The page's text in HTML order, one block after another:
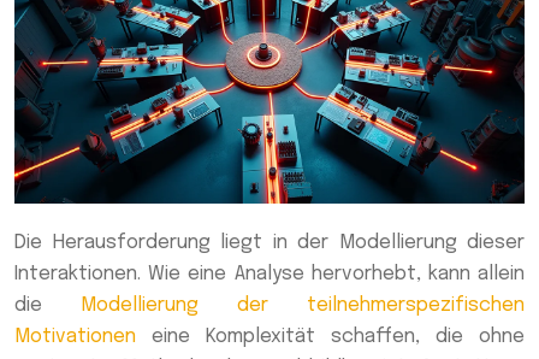
Die Herausforderung liegt in der Modellierung dieser
Interaktionen. Wie eine Analyse hervorhebt, kann allein
die Modellierung der teilnehmerspezifischen
Motivationen eine Komplexität schaffen, die ohne